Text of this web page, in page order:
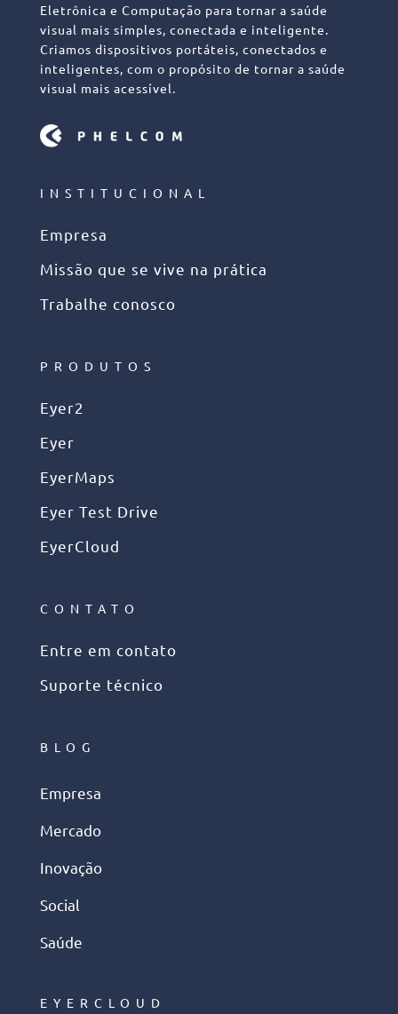
Eletrônica e Computação para tornar a saúde
visual mais simples, conectada e inteligente.
Criamos dispositivos portáteis, conectados e
inteligentes, com o propósito de tornar a saúde
visual mais acessível.
INSTITUCIONAL
Empresa
Missão que se vive na prática
Trabalhe conosco
PRODUTOS
Eyer2
Eyer
EyerMaps
Eyer Test Drive
EyerCloud
CONTATO
Entre em contato
Suporte técnico
BLOG
Empresa
Mercado
Inovação
Social
Saúde
EYERCLOUD